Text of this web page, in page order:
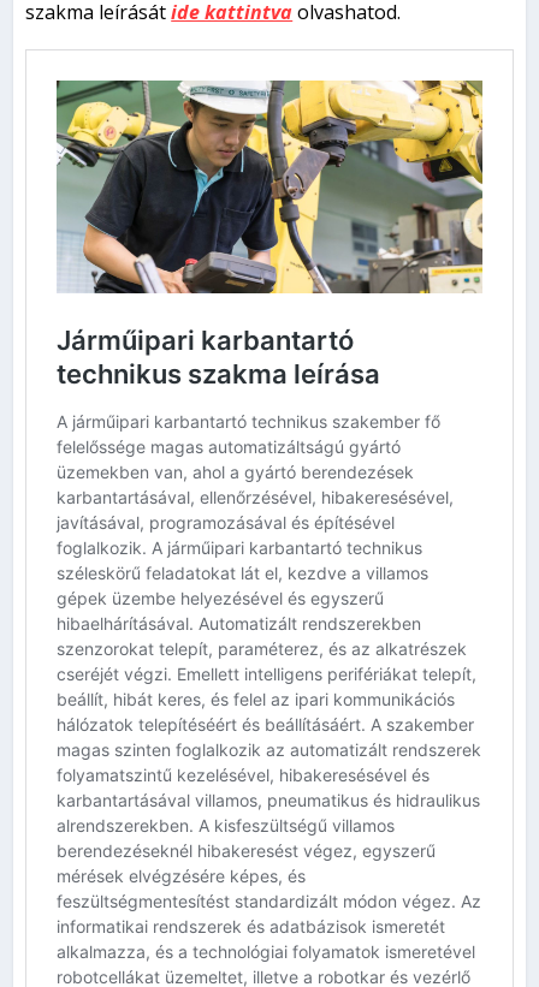
szakma leírásátide kattintvaolvashatod.